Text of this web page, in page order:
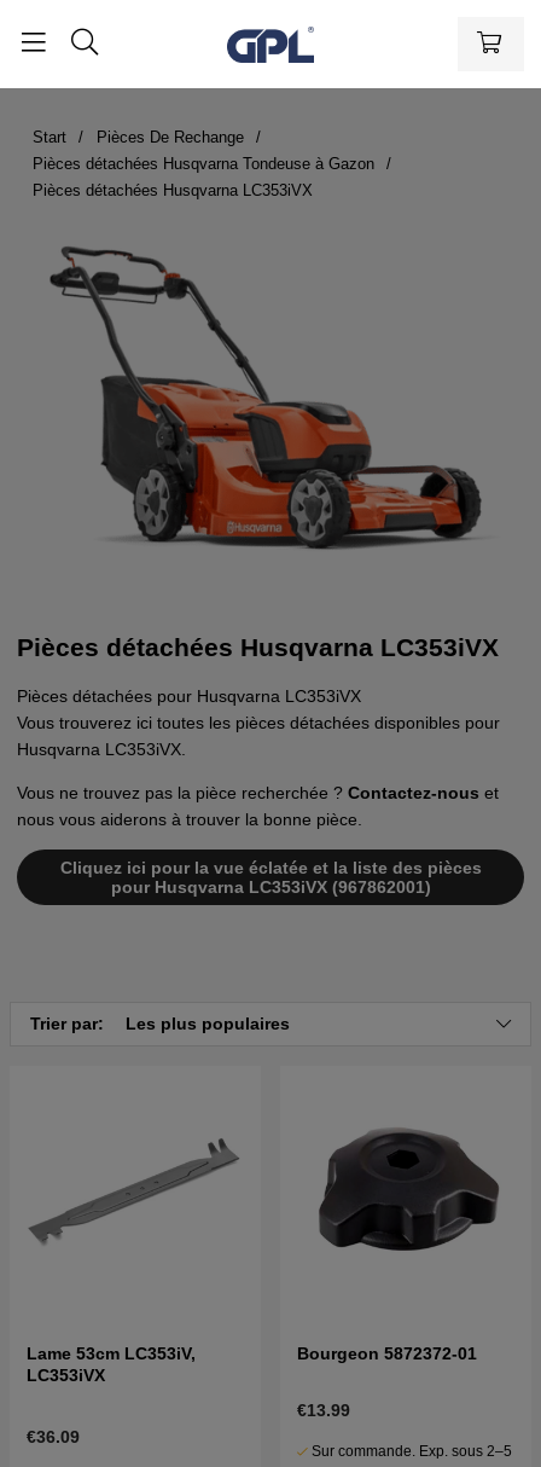
Start
Pièces De Rechange
Pièces détachées Husqvarna Tondeuse à Gazon
Pièces détachées Husqvarna LC353iVX
Pièces détachées Husqvarna LC353iVX
Pièces détachées pour Husqvarna LC353iVX
Vous trouverez ici toutes les pièces détachées disponibles pour
Husqvarna LC353iVX.
Vous ne trouvez pas la pièce recherchée ? Contactez-nous et
nous vous aiderons à trouver la bonne pièce.
Cliquez ici pour la vue éclatée et la liste des pièces
pour Husqvarna LC353iVX (967862001)
Trier par: Les plus populaires
Lame 53cm LC353iV,
LC353iVX
€36.09
Bourgeon 5872372-01
€13.99
Sur commande. Exp. sous 2–5